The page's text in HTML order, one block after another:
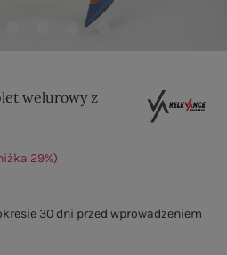
welurowy z
29%)
30 dni przed wprowadzeniem